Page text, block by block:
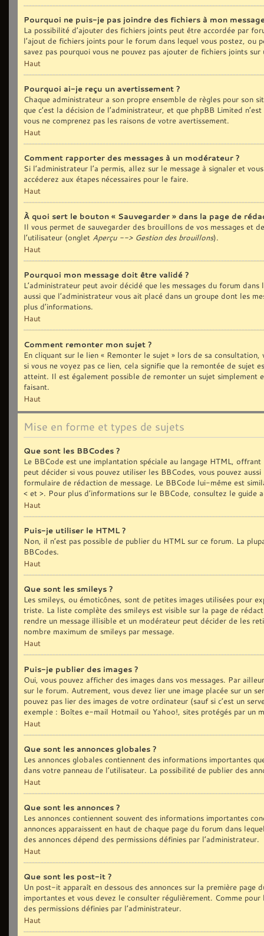
Pourquoi ne puis-je pas joindre des fichiers à mon
La possibilité d’ajouter des fichiers joints peut être accordée par
l’ajout de fichiers joints pour le forum dans lequel vous postez, ou
savez pas pourquoi vous ne pouvez pas ajouter de fichiers joints
Haut
Pourquoi ai-je reçu un avertissement ?
Chaque administrateur a son propre ensemble de règles pour son
que c’est la décision de l’administrateur, et que phpBB Limited
vous ne comprenez pas les raisons de votre avertissement.
Haut
Comment rapporter des messages à un modérateur ?
Si l’administrateur l’a permis, allez sur le message à signaler et
accéderez aux étapes nécessaires pour le faire.
Haut
À quoi sert le bouton « Sauvegarder » dans la page de
Il vous permet de sauvegarder des brouillons de vos messages et
l’utilisateur (onglet Aperçu --> Gestion des brouillons).
Haut
Pourquoi mon message doit être validé ?
L’administrateur peut avoir décidé que les messages du forum
aussi que l’administrateur vous ait placé dans un groupe dont les
plus d’informations.
Haut
Comment remonter mon sujet ?
En cliquant sur le lien « Remonter le sujet » lors de sa consultation,
si vous ne voyez pas ce lien, cela signifie que la remontée de sujet
atteint. Il est également possible de remonter un sujet simplement
faisant.
Haut
Mise en forme et types de sujets
Que sont les BBCodes ?
Le BBCode est une implantation spéciale au langage HTML,
peut décider si vous pouvez utiliser les BBCodes, vous pouvez
formulaire de rédaction de message. Le BBCode lui-même est
< et >. Pour plus d’informations sur le BBCode, consultez le guide
Haut
Puis-je utiliser le HTML ?
Non, il n’est pas possible de publier du HTML sur ce forum. La
BBCodes.
Haut
Que sont les smileys ?
Les smileys, ou émoticônes, sont de petites images utilisées pour
triste. La liste complète des smileys est visible sur la page de
rendre un message illisible et un modérateur peut décider de les
nombre maximum de smileys par message.
Haut
Puis-je publier des images ?
Oui, vous pouvez afficher des images dans vos messages. Par
sur le forum. Autrement, vous devez lier une image placée sur un
pouvez pas lier des images de votre ordinateur (sauf si c’est un
exemple : Boîtes e-mail Hotmail ou Yahoo!, sites protégés par un
Haut
Que sont les annonces globales ?
Les annonces globales contiennent des informations importantes
dans votre panneau de l’utilisateur. La possibilité de publier des
Haut
Que sont les annonces ?
Les annonces contiennent souvent des informations importantes
annonces apparaissent en haut de chaque page du forum dans
des annonces dépend des permissions définies par l’administrateur.
Haut
Que sont les post-it ?
Un post-it apparaît en dessous des annonces sur la première
importantes et vous devez le consulter régulièrement. Comme
des permissions définies par l’administrateur.
Haut